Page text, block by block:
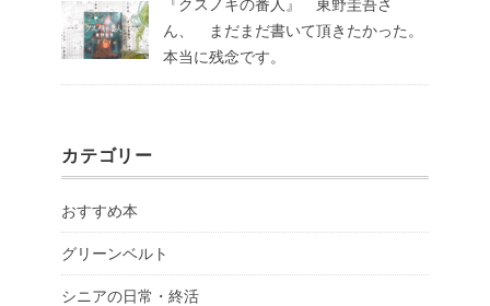
『クスノキの番人』 東野圭吾さ
ん、 まだまだ書いて頂きたかった。
本当に残念です。
カテゴリー
おすすめ本
グリーンベルト
シニアの日常・終活